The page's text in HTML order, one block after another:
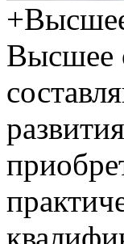
Высшее